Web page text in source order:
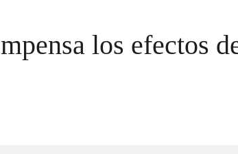
los efectos